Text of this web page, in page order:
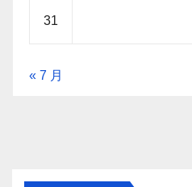
31
« 7 月